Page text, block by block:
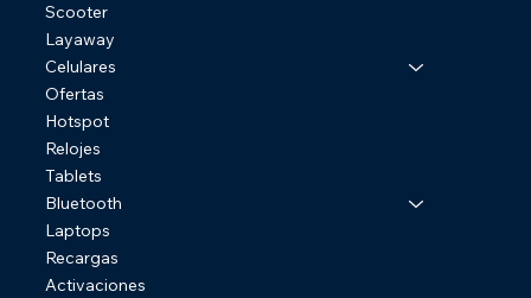
Scooter
Layaway
Celulares
Ofertas
Hotspot
Relojes
Tablets
Bluetooth
Laptops
Recargas
Activaciones